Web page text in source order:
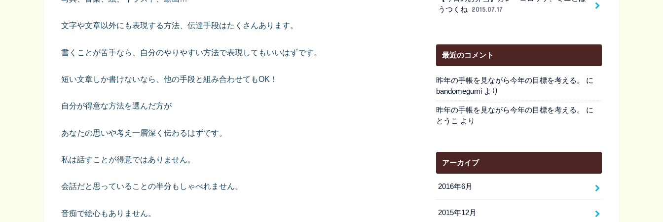
文字や文章以外にも表現する方法、伝達手段はたくさんあります。
書くことが苦手なら、自分のやりやすい方法で表現してもいいはずです。
短い文章しか書けないなら、他の手段と組み合わせてもOK！
自分が得意な方法を選んだ方が
あなたの思いや考え一層深く伝わるはずです。
私は話すことが得意ではありません。
会話だと思っていることの半分もしゃべれません。
音痴で絵心もありません。
うつくね 2015.07.17
最近のコメント
昨年の手帳を見ながら今年の目標を考える。
に
bandomegumi より
昨年の手帳を見ながら今年の目標を考える。
に
とうこ より
アーカイブ
2016年6月
2015年12月